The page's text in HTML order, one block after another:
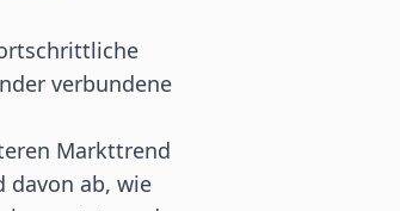
verbundene
Markttrend
davon ab, wie